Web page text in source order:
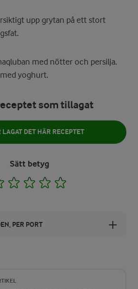
upp grytan på ett stort
med nötter och persilja.
yoghurt.
som tillagat
LAGAT DET HÄR RECEPTET
Sätt betyg
1 2 3 4
PER PORT